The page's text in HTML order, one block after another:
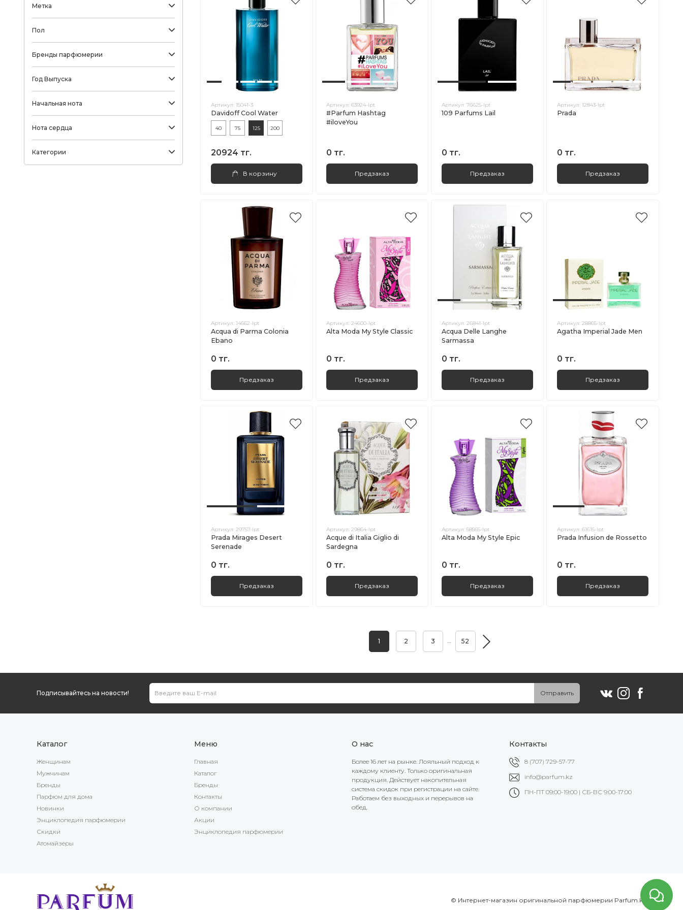
Артикул: 15041-3
Davidoff Cool Water
40 75 125 200
20924 тг.
В корзину
Артикул:63924-lpt
#Parfum Hashtag
#iloveYou
0 тг.
Предзаказ
Артикул:76625-lpt
109 Parfums Lail
0 тг.
Предзаказ
Артикул: 12843-lpt
Prada
0 тг.
Предзаказ
Артикул: 14662-lpt
Acqua di Parma Colonia
Ebano
0 тг.
Предзаказ
Артикул:24600-lpt
Alta Moda My Style Classic
0 тг.
Предзаказ
Артикул:26841-lpt
Acqua Delle Langhe
Sarmassa
0 тг.
Предзаказ
Артикул:28865-lpt
Agatha Imperial Jade Men
0 тг.
Предзаказ
Артикул:29757-lpt
Prada Mirages Desert
Serenade
0 тг.
Предзаказ
Артикул:29864-lpt
Acque di Italia Giglio di
Sardegna
0 тг.
Предзаказ
Артикул:58565-lpt
Alta Moda My Style Epic
0 тг.
Предзаказ
Артикул:61615-lpt
Prada Infusion de Rossetto
0 тг.
Предзаказ
1 2 3 … 52
Метка
Пол
Бренды парфюмерии
Год Выпуска
Начальная нота
Нота сердца
Категории
Подписывайтесь на новости! Отправить
Каталог
Женщинам
Мужчинам
Бренды
Парфюм для дома
Новинки
Энциклопедия парфюмерии
Скидки
Атомайзеры
Меню
Главная
Каталог
Бренды
Контакты
О компании
Акции
Энциклопедия парфюмерии
О нас
Более 16 лет на рынке. Лояльный подход к
каждому клиенту. Только оригинальная
продукция. Действует накопительная
система скидок при регистрации на сайте.
Работаем без выходных и перерывов на
обед.
Контакты
8 (707) 729-57-77
info@parfum.kz
ПН-ПТ 09:00-19:00 | СБ-ВС 9:00-17:00
© Интернет-магазин оригинальной парфюмерии Parfum.kz